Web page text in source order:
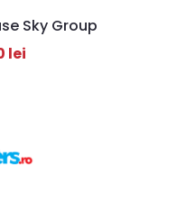
Sky Group
lei